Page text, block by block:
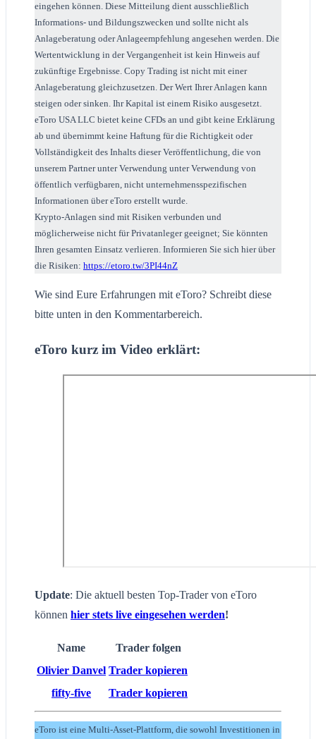
eingehen können. Diese Mitteilung dient ausschließlich
Informations- und Bildungszwecken und sollte nicht als
Anlageberatung oder Anlageempfehlung angesehen werden. Die
Wertentwicklung in der Vergangenheit ist kein Hinweis auf
zukünftige Ergebnisse. Copy Trading ist nicht mit einer
Anlageberatung gleichzusetzen. Der Wert Ihrer Anlagen kann
steigen oder sinken. Ihr Kapital ist einem Risiko ausgesetzt.
eToro USA LLC bietet keine CFDs an und gibt keine Erklärung
ab und übernimmt keine Haftung für die Richtigkeit oder
Vollständigkeit des Inhalts dieser Veröffentlichung, die von
unserem Partner unter Verwendung unter Verwendung von
öffentlich verfügbaren, nicht unternehmensspezifischen
Informationen über eToro erstellt wurde.
Krypto-Anlagen sind mit Risiken verbunden und
möglicherweise nicht für Privatanleger geeignet; Sie könnten
Ihren gesamten Einsatz verlieren. Informieren Sie sich hier über
die Risiken: https://etoro.tw/3PI44nZ
Wie sind Eure Erfahrungen mit eToro? Schreibt diese
bitte unten in den Kommentarbereich.
eToro kurz im Video erklärt:
Update: Die aktuell besten Top-Trader von eToro
können hier stets live eingesehen werden!
Name
Trader folgen
Olivier Danvel Trader kopieren
fifty-five
Trader kopieren
eToro ist eine Multi-Asset-Plattform, die sowohl Investitionen in